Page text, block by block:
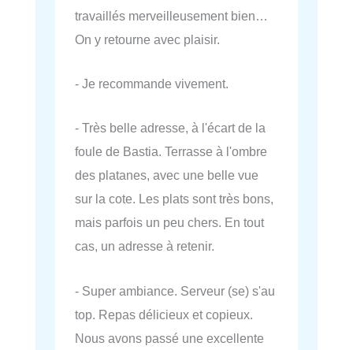
travaillés merveilleusement bien…
On y retourne avec plaisir.
- Je recommande vivement.
- Très belle adresse, à l'écart de la
foule de Bastia. Terrasse à l'ombre
des platanes, avec une belle vue
sur la cote. Les plats sont très bons,
mais parfois un peu chers. En tout
cas, un adresse à retenir.
- Super ambiance. Serveur (se) s'au
top. Repas délicieux et copieux.
Nous avons passé une excellente